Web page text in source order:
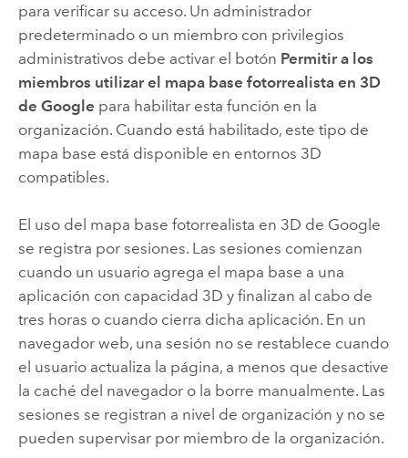
para verificar su acceso. Un administrador
predeterminado o un miembro con privilegios
administrativos debe activar el botón Permitir a los
miembros utilizar el mapa base fotorrealista en 3D
de Google para habilitar esta función en la
organización. Cuando está habilitado, este tipo de
mapa base está disponible en entornos 3D
compatibles.
El uso del mapa base fotorrealista en 3D de Google
se registra por sesiones. Las sesiones comienzan
cuando un usuario agrega el mapa base a una
aplicación con capacidad 3D y finalizan al cabo de
tres horas o cuando cierra dicha aplicación. En un
navegador web, una sesión no se restablece cuando
el usuario actualiza la página, a menos que desactive
la caché del navegador o la borre manualmente. Las
sesiones se registran a nivel de organización y no se
pueden supervisar por miembro de la organización.